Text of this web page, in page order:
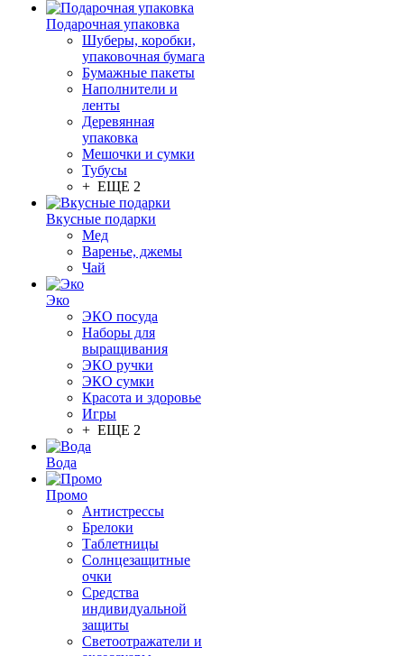
Подарочная упаковка
Шуберы, коробки,
упаковочная бумага
Бумажные пакеты
Наполнители и
ленты
Деревянная
упаковка
Мешочки и сумки
Тубусы
+ ЕЩЕ 2
Вкусные подарки
Мед
Варенье, джемы
Чай
Эко
ЭКО посуда
Наборы для
выращивания
ЭКО ручки
ЭКО сумки
Красота и здоровье
Игры
+ ЕЩЕ 2
Вода
Промо
Антистрессы
Брелоки
Таблетницы
Солнцезащитные
очки
Средства
индивидуальной
защиты
Светоотражатели и